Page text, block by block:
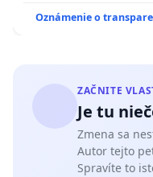
Oznámenie o
ZAČNITE
Je tu
Zmena sa
Autor tejto
Spravíte to